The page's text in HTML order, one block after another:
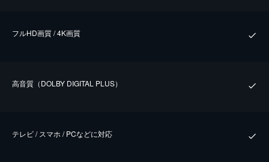
フルHD画質 / 4K画質
⾼⾳質（DOLBY DIGITAL PLUS）
テレビ / スマホ / PCなどに対応